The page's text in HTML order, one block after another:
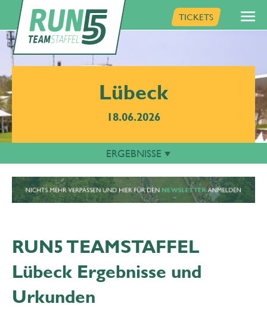
TICKETS
Lübeck
18.06.2026
ERGEBNISSE
RUN5 TEAMSTAFFEL
Lübeck Ergebnisse und
Urkunden